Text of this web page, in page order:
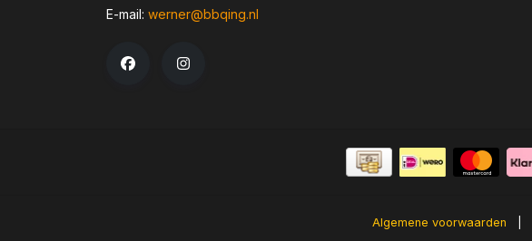
E-mail: werner@bbqing.nl
Algemene voorwaarden